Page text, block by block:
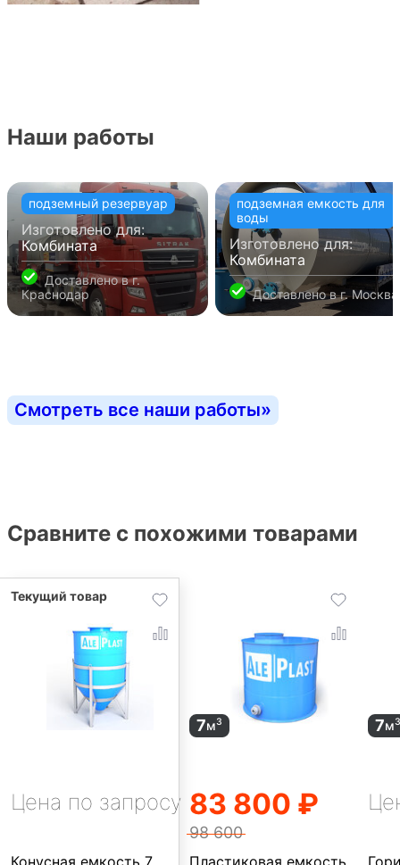
Наши работы
подземный резервуар
Изготовлено для:
Комбината
Доставлено вг.
Краснодар
подземная емкость для
воды
Изготовлено для:
Комбината
Доставлено вг. Москва
Смотреть все наши работы»
Сравните с похожими товарами
Конусная емкость 7
Цена по запросу
Пластиковая емкость
7м3
83 800 ₽
98 600
7м3